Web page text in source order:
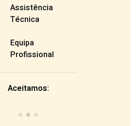
Assistência
Técnica
Equipa
Profissional
Aceitamos: